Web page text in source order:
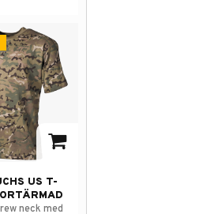
US T-
neck med